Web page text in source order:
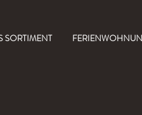
SORTIMENT